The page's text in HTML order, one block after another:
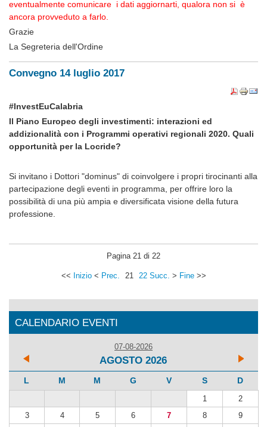
eventualmente comunicare i dati aggiornarti, qualora non si è
ancora provveduto a farlo.
Grazie
La Segreteria dell'Ordine
Convegno 14 luglio 2017
#InvestEuCalabria
Il Piano Europeo degli investimenti: interazioni ed
addizionalità con i Programmi operativi regionali 2020. Quali
opportunità per la Locride?
Si invitano i Dottori "dominus" di coinvolgere i propri tirocinanti alla
partecipazione degli eventi in programma, per offrire loro la
possibilità di una più ampia e diversificata visione della futura
professione.
Pagina 21 di 22
<< Inizio< Prec. 21 22 Succ. > Fine>>
CALENDARIO EVENTI
07-08-2026
AGOSTO 2026
L M M G V S D
1
2
3
4 5 6 7 8
9